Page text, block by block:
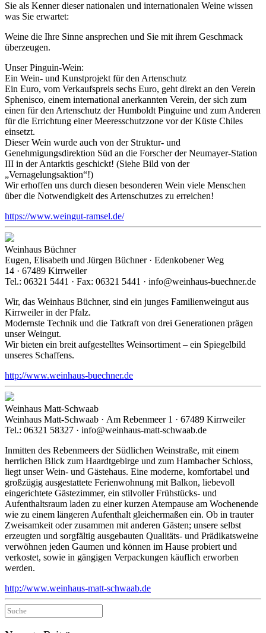
Sie als Kenner dieser nationalen und internationalen Weine wissen
was Sie erwartet:
Weine die Ihre Sinne ansprechen und Sie mit ihrem Geschmack
überzeugen.
Unser Pinguin-Wein:
Ein Wein- und Kunstprojekt für den Artenschutz
Ein Euro, vom Verkaufspreis sechs Euro, geht direkt an den Verein
Sphenisco, einem international anerkannten Verein, der sich zum
einen für den Artenschutz der Humboldt Pinguine und zum Anderen
für die Errichtung einer Meeresschutzzone vor der Küste Chiles
einsetzt.
Dieser Wein wurde auch von der Struktur- und
Genehmigungsdirektion Süd an die Forscher der Neumayer-Station
III in der Antarktis geschickt! (Siehe Bild von der
„Vernagelungsaktion“!)
Wir erhoffen uns durch diesen besonderen Wein viele Menschen
über die Notwendigkeit des Artenschutzes zu erreichen!
https://www.weingut-ramsel.de/
Weinhaus Büchner
Eugen, Elisabeth und Jürgen Büchner · Edenkobener Weg
14 · 67489 Kirrweiler
Tel.: 06321 5441 · Fax: 06321 5441 · info@weinhaus-buechner.de
Wir, das Weinhaus Büchner, sind ein junges Familienweingut aus
Kirrweiler in der Pfalz.
Modernste Technik und die Tatkraft von drei Generationen prägen
unser Weingut.
Wir bieten ein breit aufgestelltes Weinsortiment – ein Spiegelbild
unseres Schaffens.
http://www.weinhaus-buechner.de
Weinhaus Matt-Schwaab
Weinhaus Matt-Schwaab · Am Rebenmeer 1 · 67489 Kirrweiler
Tel.: 06321 58327 · info@weinhaus-matt-schwaab.de
Inmitten des Rebenmeers der Südlichen Weinstraße, mit einem
herrlichen Blick zum Haardtgebirge und zum Hambacher Schloss,
liegt unser Wein- und Gästehaus. Eine moderne, komfortabel und
großzügig ausgestattete Ferienwohnung mit Balkon, liebevoll
eingerichtete Gästezimmer, ein stilvoller Frühstücks- und
Aufenthaltsraum laden zu einer kurzen Atempause am Wochenende
wie zu einem längeren Aufenthalt gleichermaßen ein. Ob in trauter
Zweisamkeit oder zusammen mit anderen Gästen; unsere selbst
erzeugten und sorgfältig ausgebauten Qualitäts- und Prädikatsweine
verwöhnen jeden Gaumen und können im Hause probiert und
verkostet, sowie in gängigen Verpackungen käuflich erworben
werden.
http://www.weinhaus-matt-schwaab.de
Suche
nach: